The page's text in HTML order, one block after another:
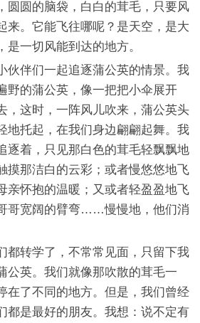
圆的脑袋，白白的茸毛，只要风
来。它能飞往哪呢？是天空，是大
一切风能到达的地方。
伴们一起追逐蒲公英的情景。我
野的蒲公英，像一把把小伞展开
，这时，一阵风儿吹来，蒲公英头
地托起，在我们身边翩翩起舞。我
逐着，只见那白色的茸毛轻飘飘地
摸那洁白的云彩；或者慢悠悠地飞
亲怀抱的温暖；又或者轻盈盈地飞
哥宽阔的臂弯……慢慢地，他们消
转学了，不常常见面，只留下我
公英。我们就像那吹散的茸毛一
在了不同的地方。但是，我们曾经
都是最好的朋友。我想：说不定有